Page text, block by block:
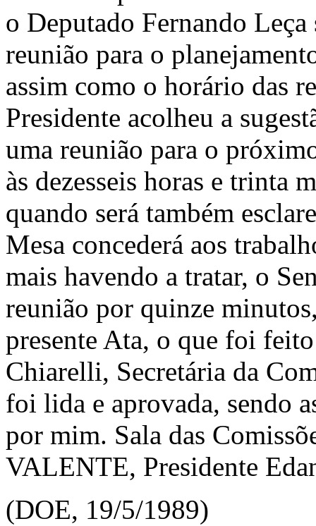
o Deputado Fernando
reunião para o
assim como o horário das
Presidente acolheu a
uma reunião para o
às dezesseis horas e trinta
quando será também
Mesa concederá aos
mais havendo a tratar, o
reunião por quinze
presente Ata, o que foi
Chiarelli, Secretária da
foi lida e aprovada, sendo
por mim. Sala das
VALENTE, Presidente
(DOE, 19/5/1989)